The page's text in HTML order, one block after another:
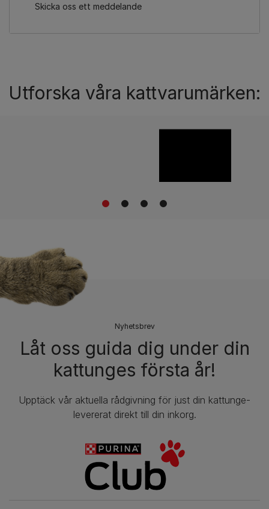
Skicka oss ett meddelande
Utforska våra kattvarumärken:
1 2 3 4
Nyhetsbrev
Låt oss guida dig under din
kattunges första år!
Upptäck vår aktuella rådgivning för just din kattunge-
levererat direkt till din inkorg.